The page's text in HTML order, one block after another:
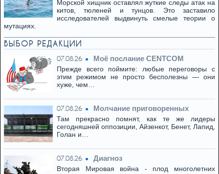
Морской хищник оставлял жуткие следы атак на
китов, тюленей и тунцов. Это заставило
исследователей выдвинуть смелые теории о
мутациях.
ВЫБОР РЕДАКЦИИ
07.08.26 Моё послание CENTCOM
Прежде всего поймите: любые переговоры с
этим режимом не просто бесполезны — они
хуже, чем…
07.08.26 Молчание приговоренных
Там прекрасно помнят, как те же лидеры
сегодняшней оппозиции, Айзенкот, Бенет, Лапид,
Голан и…
07.08.26 Диагноз
Вторая Мировая война - плод многолетних